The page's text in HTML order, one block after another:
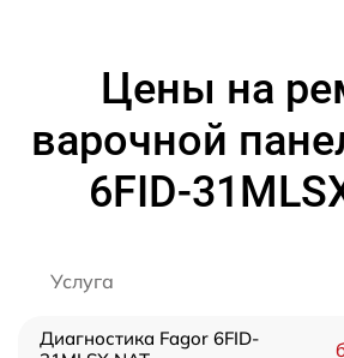
Цены на
варочной
6FID-
Услуга
Диагностика Fagor 6FID-